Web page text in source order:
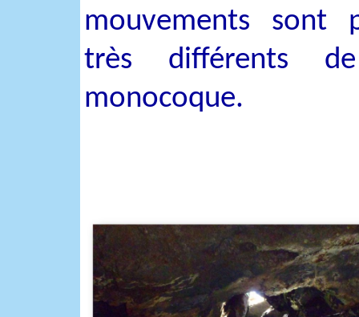
mouvements sont
très différents
monocoque.